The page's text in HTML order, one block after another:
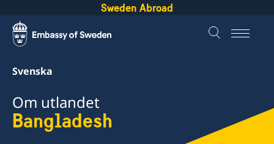
Sweden Abroad
Svenska
Om utlandet
Bangladesh